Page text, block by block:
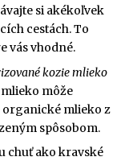
si akékoľvek
cestách. To
vás vhodné.
kozie mlieko
môže
organické mlieko z
spôsobom.
chuť ako kravské